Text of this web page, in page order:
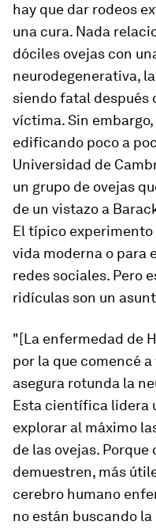
hay que dar rodeos
una cura. Nada
dóciles ovejas con
neurodegenerativa,
siendo fatal después
víctima. Sin
edificando poco a
Universidad de
un grupo de ovejas
de un vistazo a
El típico experimento
vida moderna o para
redes sociales. Pero
ridículas son un
"[La enfermedad de
por la que comencé
asegura rotunda la
Esta científica lidera
explorar al máximo
de las ovejas.
demuestren, más
cerebro humano
no están buscando